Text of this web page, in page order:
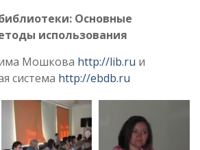
Основные
использования
Мошкова http://lib.ru и
система http://ebdb.ru